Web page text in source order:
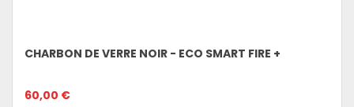
CHARBON DE VERRE NOIR - ECO SMART FIRE +
60,00 €